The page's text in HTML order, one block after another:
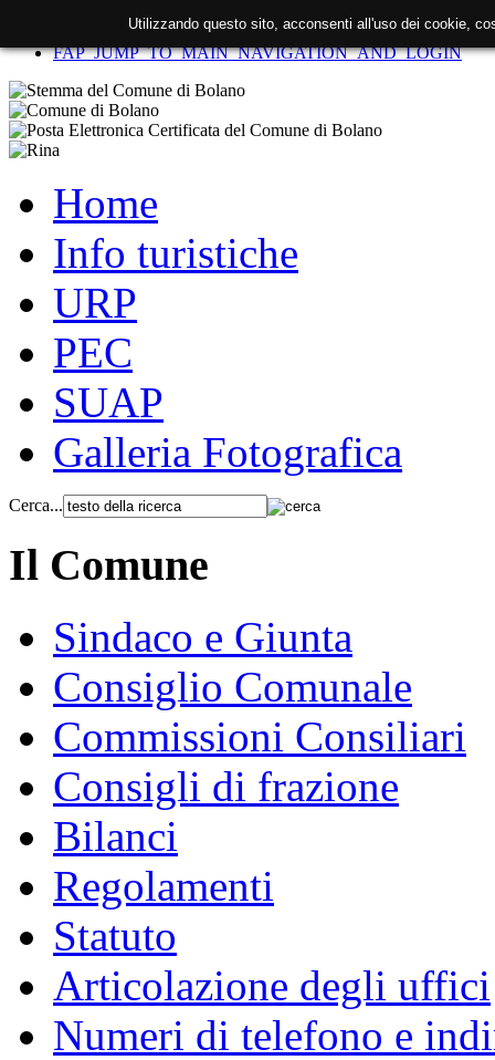
FAP_SKIP_TO_CONTENT
FAP_JUMP_TO_MAIN_NAVIGATION_AND_LOGIN
Home
Info turistiche
URP
PEC
SUAP
Galleria Fotografica
Cerca...
Il Comune
Sindaco e Giunta
Consiglio Comunale
Commissioni Consiliari
Consigli di frazione
Bilanci
Regolamenti
Statuto
Articolazione degli uffici
Numeri di telefono e
Utilizzando questo sito, acconsenti all'uso dei cookie,